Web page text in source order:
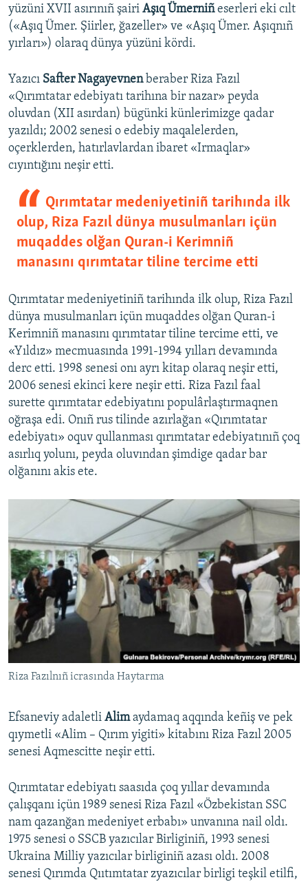
yüzüni XVII asırınıñ şairi Aşıq Ümerniñeserleri eki cılt
(«Aşıq Ümer. Şiirler, ğazeller» ve «Aşıq Ümer. Aşıqnıñ
yırları») olaraq dünya yüzüni kördi.
Yazıcı Safter Nagayevnenberaber Riza Fazıl
«Qırımtatar edebiyatı tarihına bir nazar» peyda
oluvdan (XII asırdan) bügünki künlerimizge qadar
yazıldı; 2002 senesi o edebiy maqalelerden,
oçerklerden, hatırlavlardan ibaret «Irmaqlar»
cıyıntığını neşir etti.
Qırımtatar medeniyetiniñ tarihında ilk
olup, Riza Fazıl dünya musulmanları içün
muqaddes olğan Quran-i Kerimniñ
manasını qırımtatar tiline tercime etti
Qırımtatar medeniyetiniñ tarihında ilk olup, Riza Fazıl
dünya musulmanları içün muqaddes olğan Quran-i
Kerimniñ manasını qırımtatar tiline tercime etti, ve
«Yıldız» mecmuasında 1991-1994 yılları devamında
derc etti. 1998 senesi onı ayrı kitap olaraq neşir etti,
2006 senesi ekinci kere neşir etti. Riza Fazıl faal
surette qırımtatar edebiyatını populârlaştırmaqnen
oğraşa edi. Onıñ rus tilinde azırlağan «Qırımtatar
edebiyatı» oquv qullanması qırımtatar edebiyatınıñ çoq
asırlıq yolunı, peyda oluvından şimdige qadar bar
olğanını akis ete.
Riza Fazılnıñ icrasında Haytarma
Efsaneviy adaletli Alimaydamaq aqqında keñiş ve pek
qıymetli «Alim – Qırım yigiti» kitabını Riza Fazıl 2005
senesi Aqmescitte neşir etti.
Qırımtatar edebiyatı saasıda çoq yıllar devamında
çalışqanı içün 1989 senesi Riza Fazıl «Özbekistan SSC
nam qazanğan medeniyet erbabı» unvanına nail oldı.
1975 senesi o SSCB yazıcılar Birliginiñ, 1993 senesi
Ukraina Milliy yazıcılar birliginiñ azası oldı. 2008
senesi Qırımda Qııtımtatar zyazıcılar birligi teşkil etilfi,